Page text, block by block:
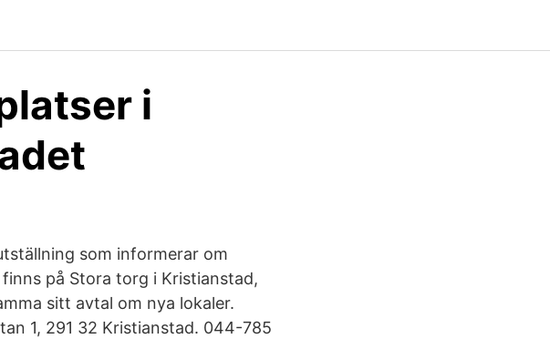
i
som informerar om
på Stora torg i Kristianstad,
sitt avtal om nya lokaler.
1, 291 32 Kristianstad. 044-785